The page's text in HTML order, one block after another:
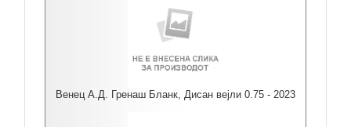
Венец А.Д. Гренаш Бланк, Дисан вејли 0.75 - 2023